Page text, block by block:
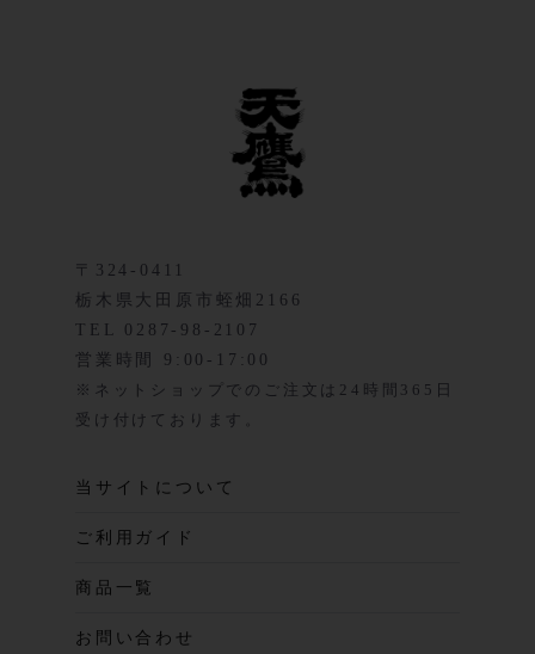
〒324-0411
栃木県大田原市蛭畑2166
TEL 0287-98-2107
営業時間 9:00-17:00
※ネットショップでのご注文は24時間365日
受け付けております。
当サイトについて
ご利用ガイド
商品一覧
お問い合わせ